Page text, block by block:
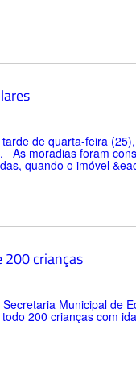
de quarta-feira
As moradias foram
quando o imóvel
crianças
Municipal de
200 crianças com